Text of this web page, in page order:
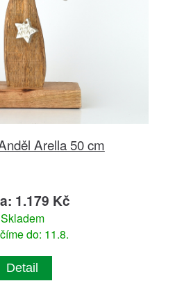
Arella 50 cm
1.179 Kč
Skladem
do: 11.8.
Detail